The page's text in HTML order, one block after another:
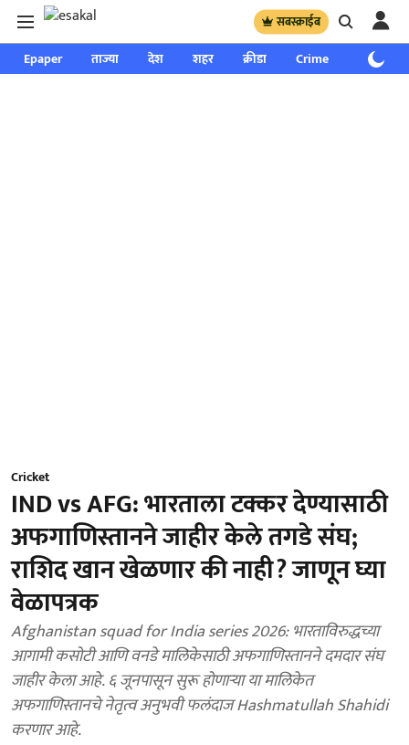
सबस्क्राईब
Epaper ताज्या देश शहर क्रीडा Crime साप्ताहिक
Cricket
IND vs AFG: भारताला टक्कर देण्यासाठी
अफगाणिस्तानने जाहीर केले तगडे संघ;
राशिद खान खेळणार की नाही? जाणून घ्या
वेळापत्रक
Afghanistan squad for India series 2026: भारताविरुद्धच्या
आगामी कसोटी आणि वनडे मालिकेसाठी अफगाणिस्तानने दमदार संघ
जाहीर केला आहे. ६ जूनपासून सुरू होणाऱ्या या मालिकेत
अफगाणिस्तानचे नेतृत्व अनुभवी फलंदाज Hashmatullah Shahidi
करणार आहे.